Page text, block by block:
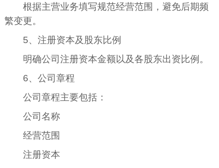
根据主营业务填写规范经营范围，避免后期频
繁变更。
5、注册资本及股东比例
明确公司注册资本金额以及各股东出资比例。
6、公司章程
公司章程主要包括：
公司名称
经营范围
注册资本